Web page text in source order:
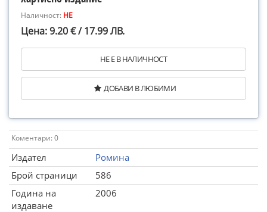
Наличност: НЕ
Цена: 9.20 € / 17.99 ЛВ.
НЕ Е В НАЛИЧНОСТ
ДОБАВИ В ЛЮБИМИ
Коментари: 0
Издател
Ромина
Брой страници
586
Година на
издаване
2006